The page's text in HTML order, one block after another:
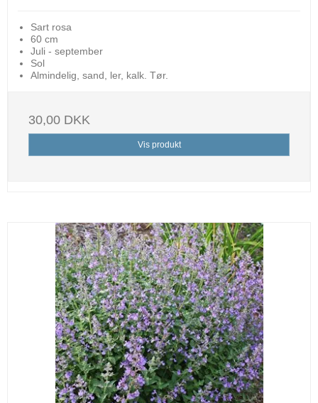
Sart rosa
60 cm
Juli - september
Sol
Almindelig, sand, ler, kalk. Tør.
30,00 DKK
Vis produkt